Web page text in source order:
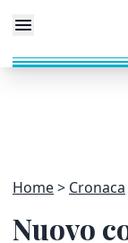
Home Cronaca
Nuovo